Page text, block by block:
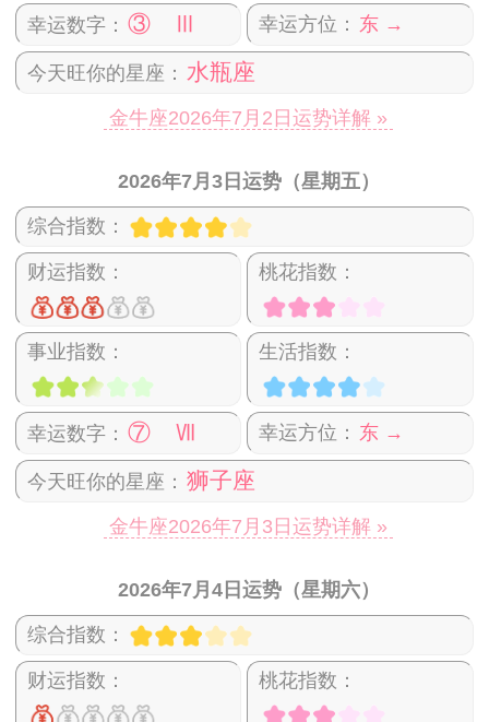
幸运数字： ③ Ⅲ 幸运方位： 东 →
今天旺你的星座： 水瓶座
金牛座2026年7月2日运势详解 »
2026年7月3日运势（星期五）
综合指数：
财运指数： 桃花指数：
事业指数： 生活指数：
幸运数字： ⑦ Ⅶ 幸运方位： 东 →
今天旺你的星座： 狮子座
金牛座2026年7月3日运势详解 »
2026年7月4日运势（星期六）
综合指数：
财运指数： 桃花指数：